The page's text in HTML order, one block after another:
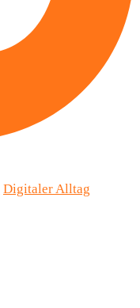
Digitaler Alltag